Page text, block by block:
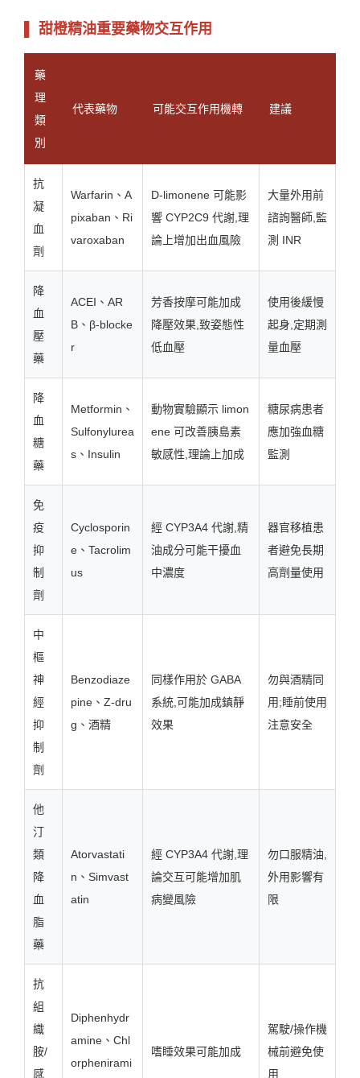
▌ 甜橙精油重要藥物交互作用
藥
理
類
別
代表藥物 可能交互作用機轉 建議
抗
凝
血
劑
Warfarin、A
pixaban、Ri
varoxaban
D-limonene 可能影
響 CYP2C9 代謝,理
論上增加出血風險
大量外用前
諮詢醫師,監
測 INR
降
血
壓
藥
ACEI、AR
B、β-blocke
r
芳香按摩可能加成
降壓效果,致姿態性
低血壓
使用後緩慢
起身,定期測
量血壓
降
血
糖
藥
Metformin、
Sulfonylurea
s、Insulin
動物實驗顯示 limon
ene 可改善胰島素
敏感性,理論上加成
糖尿病患者
應加強血糖
監測
免
疫
抑
制
劑
Cyclosporin
e、Tacrolim
us
經 CYP3A4 代謝,精
油成分可能干擾血
中濃度
器官移植患
者避免長期
高劑量使用
中
樞
神
經
抑
制
劑
Benzodiaze
pine、Z-dru
g、酒精
同樣作用於 GABA
系統,可能加成鎮靜
效果
勿與酒精同
用;睡前使用
注意安全
他
汀
類
降
血
脂
藥
Atorvastati
n、Simvast
atin
經 CYP3A4 代謝,理
論交互可能增加肌
病變風險
勿口服精油,
外用影響有
限
抗
組
織
胺/
感
Diphenhydr
amine、Chl
orphenirami
嗜睡效果可能加成
駕駛/操作機
械前避免使
用